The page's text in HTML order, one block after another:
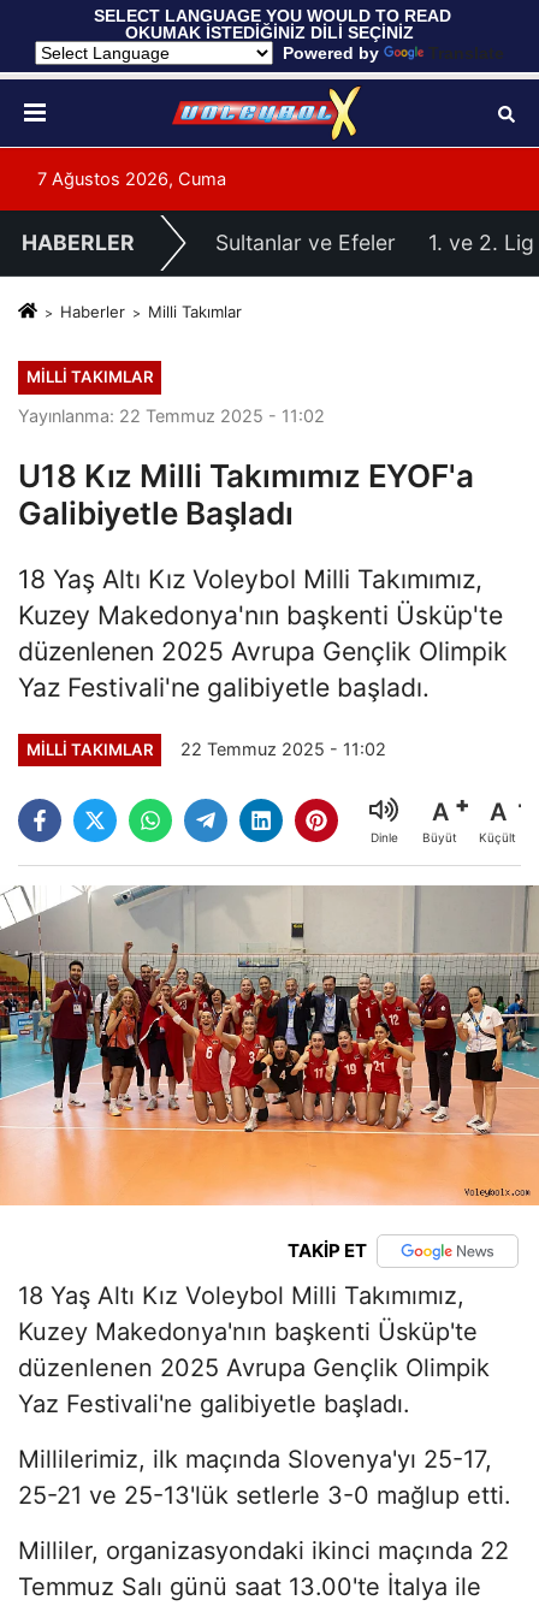
SELECT LANGUAGE YOU WOULD TO READ
OKUMAK İSTEDİĞİNİZ DİLİ SEÇİNİZ
Powered by
Translate
7 Ağustos 2026, Cuma
HABERLER Sultanlar ve Efeler 1. ve 2. Lig
Haberler Milli Takımlar
MILLI TAKIMLAR
Yayınlanma: 22 Temmuz 2025 - 11:02
U18 Kız Milli Takımımız EYOF'a
Galibiyetle Başladı
18 Yaş Altı Kız Voleybol Milli Takımımız,
Kuzey Makedonya'nın başkenti Üsküp'te
düzenlenen 2025 Avrupa Gençlik Olimpik
Yaz Festivali'ne galibiyetle başladı.
MILLI TAKIMLAR 22 Temmuz 2025 - 11:02
Dinle
A
Büyüt
A
Küçült
TAKİP ET
18 Yaş Altı Kız Voleybol Milli Takımımız,
Kuzey Makedonya'nın başkenti Üsküp'te
düzenlenen 2025 Avrupa Gençlik Olimpik
Yaz Festivali'ne galibiyetle başladı.
Millilerimiz, ilk maçında Slovenya'yı 25-17,
25-21 ve 25-13'lük setlerle 3-0 mağlup etti.
Milliler, organizasyondaki ikinci maçında 22
Temmuz Salı günü saat 13.00'te İtalya ile